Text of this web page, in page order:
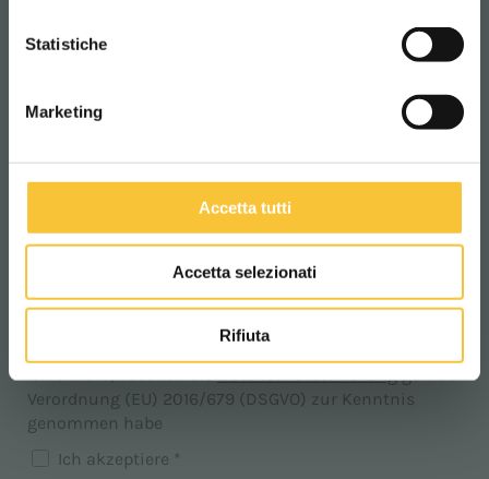
Statistiche
Marketing
Accetta tutti
Accetta selezionati
Rifiuta
Mitteilung *
Ich erkläre, dass ich dieDatenschutzerklärunggemäß
Verordnung (EU) 2016/679 (DSGVO) zur Kenntnis
genommen habe
Ich akzeptiere *